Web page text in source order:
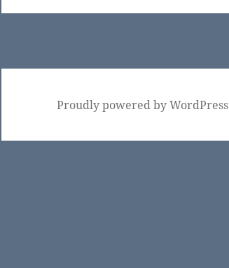
投
Proudly powered by WordPress